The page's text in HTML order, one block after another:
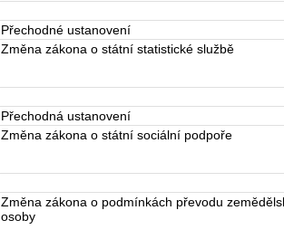
Přechodné ustanovení
Změna zákona o státní statistické službě
Přechodná ustanovení
Změna zákona o státní sociální podpoře
Změna zákona o podmínkách převodu
osoby